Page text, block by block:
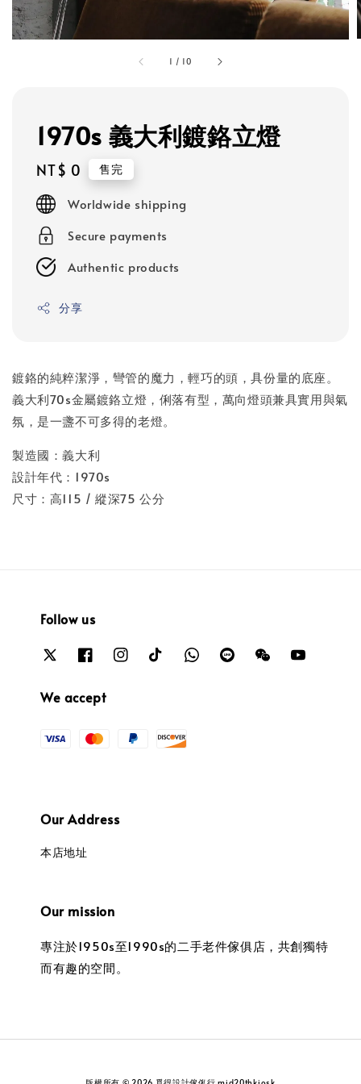
1 / 10
1970s 義大利鍍鉻立燈
Regular
price
NT$ 0 售完
Worldwide shipping
Secure payments
Authentic products
分享
鍍鉻的純粹潔淨，彎管的魔力，輕巧的頭，具份量的底座。
義大利70s金屬鍍鉻立燈，俐落有型，萬向燈頭兼具實用與氣
氛，是一盞不可多得的老燈。
製造國：義大利
設計年代：1970s
尺寸：高115 / 縱深75 公分
Follow us
We accept
Our Address
本店地址
Our mission
專注於1950s至1990s的二手老件傢俱店，共創獨特
而有趣的空間。